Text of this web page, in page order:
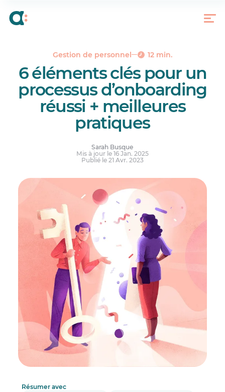
Gestion de personnel 12 min.
6 éléments clés pour un
processus d’onboarding
réussi + meilleures
pratiques
Sarah Busque
Mis à jour le 16 Jan. 2025
Publié le 21 Avr. 2023
Résumer avec
employés?
Les 5 étapes principales du processus
Comment créer un programme d’onboarding
réussi
6 erreurs fréquentes lors de l’onboarding
Réponses à vos questions.